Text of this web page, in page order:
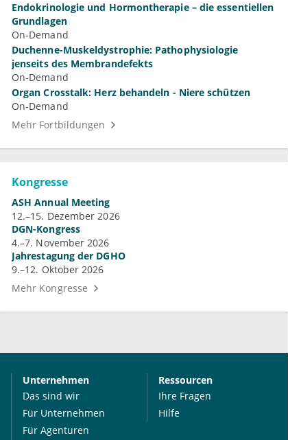
Endokrinologie und Hormontherapie – die essentiellen
Grundlagen
On-Demand
Duchenne-Muskeldystrophie: Pathophysiologie
jenseits des Membrandefekts
On-Demand
Organ Crosstalk: Herz behandeln - Niere schützen
On-Demand
Mehr Fortbildungen
Kongresse
ASH Annual Meeting
12.–15. Dezember 2026
DGN-Kongress
4.–7. November 2026
Jahrestagung der DGHO
9.–12. Oktober 2026
Mehr Kongresse
Unternehmen
Das sind wir
Für Unternehmen
Für Agenturen
Ressourcen
Ihre Fragen
Hilfe